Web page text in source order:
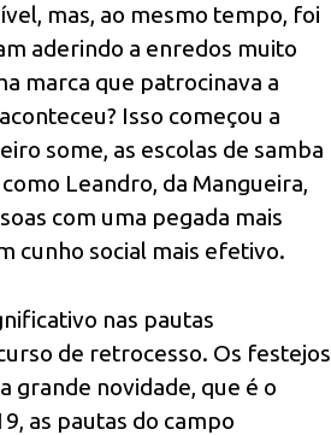
mas, ao mesmo tempo, foi
aderindo a enredos muito
marca que patrocinava a
Isso começou a
some, as escolas de samba
Leandro, da Mangueira,
com uma pegada mais
cunho social mais efetivo.
nas pautas
de retrocesso. Os festejos
grande novidade, que é o
as pautas do campo